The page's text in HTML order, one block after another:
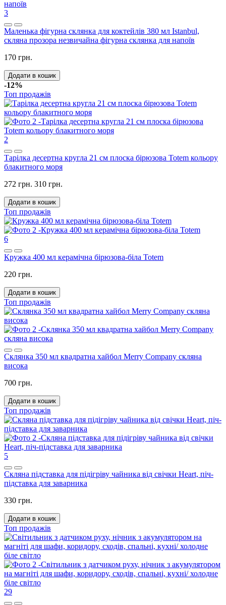
3
Маленька фігурна склянка для коктейлів 380 мл Istanbul,
скляна прозора незвичайна фігурна склянка для напоїв
170 грн.
Додати в кошик
-12%
Топ продажів
2
Тарілка десертна кругла 21 см плоска бірюзова Totem кольору
блакитного моря
272 грн. 310 грн.
Додати в кошик
Топ продажів
6
Кружка 400 мл керамічна бірюзова-біла Totem
220 грн.
Додати в кошик
Топ продажів
Склянка 350 мл квадратна хайбол Merry Company скляна
висока
700 грн.
Додати в кошик
Топ продажів
5
Скляна підставка для підігріву чайника від свічки Heart, піч-
підставка для заварника
330 грн.
Додати в кошик
Топ продажів
29